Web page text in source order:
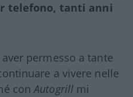
telefono, tanti anni
permesso a tante
a vivere nelle
conAutogrill mi